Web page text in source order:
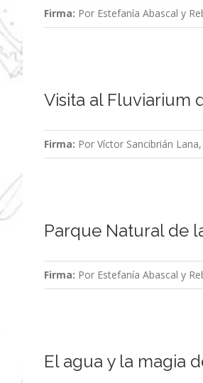
Firma: Por Estefanía Abascal y
Visita al Fluviarium
Firma: Por Víctor Sancibrián
Parque Natural de
Firma: Por Estefanía Abascal y
El agua y la magia